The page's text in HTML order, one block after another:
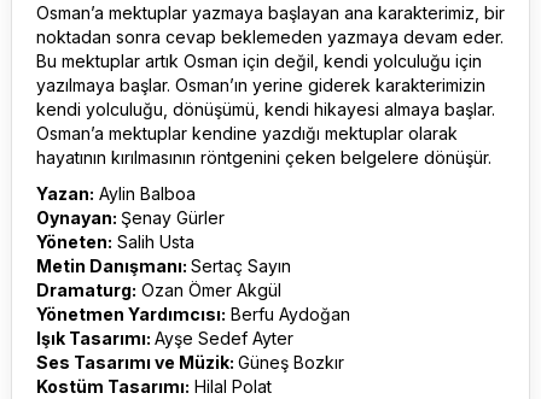
Osman’a mektuplar yazmaya başlayan ana karakterimiz, bir
noktadan sonra cevap beklemeden yazmaya devam eder.
Bu mektuplar artık Osman için değil, kendi yolculuğu için
yazılmaya başlar. Osman’ın yerine giderek karakterimizin
kendi yolculuğu, dönüşümü, kendi hikayesi almaya başlar.
Osman’a mektuplar kendine yazdığı mektuplar olarak
hayatının kırılmasının röntgenini çeken belgelere dönüşür.
Yazan: Aylin Balboa
Oynayan: Şenay Gürler
Yöneten: Salih Usta
Metin Danışmanı: Sertaç Sayın
Dramaturg: Ozan Ömer Akgül
Yönetmen Yardımcısı: Berfu Aydoğan
Işık Tasarımı: Ayşe Sedef Ayter
Ses Tasarımı ve Müzik: Güneş Bozkır
Kostüm Tasarımı: Hilal Polat